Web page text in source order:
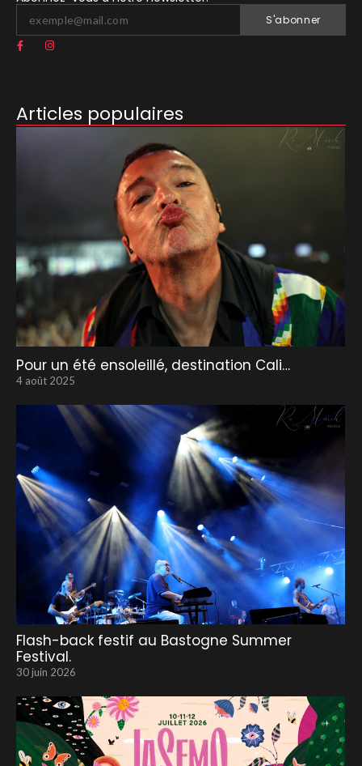
S'abonner
Articles populaires
Pour un été ensoleillé, destination Cali…
4 août 2025
Flash-back festif au Bastogne Summer
Festival.
30 juin 2026